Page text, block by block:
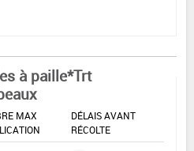
à paille*Trt
MAX
DÉLAIS AVANT
RÉCOLTE